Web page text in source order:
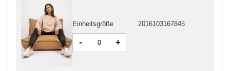
Einheitsgröße 2016103167845
- +